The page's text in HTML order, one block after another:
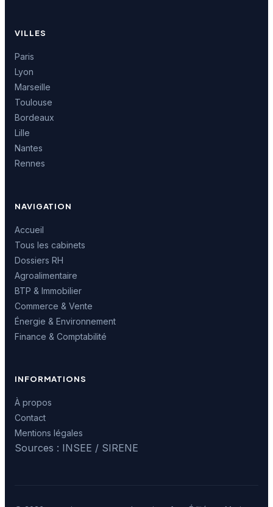
VILLES
Paris
Lyon
Marseille
Toulouse
Bordeaux
Lille
Nantes
Rennes
NAVIGATION
Accueil
Tous les cabinets
Dossiers RH
Agroalimentaire
BTP & Immobilier
Commerce & Vente
Énergie & Environnement
Finance & Comptabilité
INFORMATIONS
À propos
Contact
Mentions légales
Sources : INSEE / SIRENE